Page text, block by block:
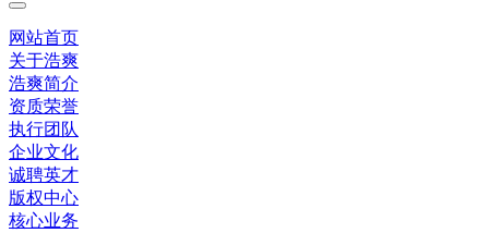
网站首页
关于浩爽
浩爽简介
资质荣誉
执行团队
企业文化
诚聘英才
版权中心
核心业务